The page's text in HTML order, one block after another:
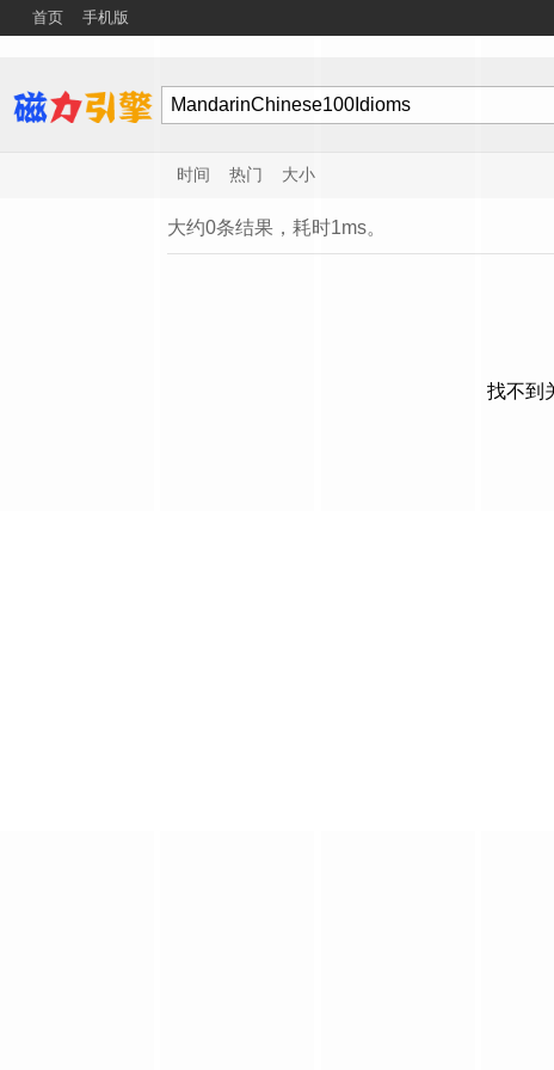
首页 手机版
时间 热门 大小
大约0条结果，耗时1ms。
找不到